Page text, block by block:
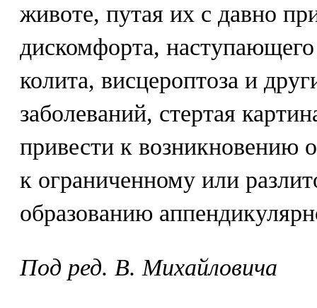
животе, путая их с давно
дискомфорта,
колита, висцероптоза и
заболеваний, стертая
привести к возникновению
к ограниченному или
образованию
Под ред. В. Михайловича